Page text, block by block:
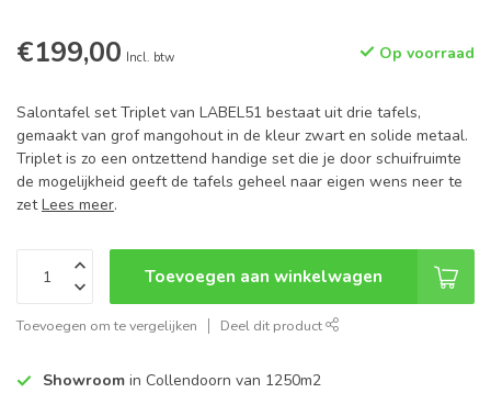
€199,00 Incl. btw Op voorraad
Salontafel set Triplet van LABEL51 bestaat uit drie tafels,
gemaakt van grof mangohout in de kleur zwart en solide metaal.
Triplet is zo een ontzettend handige set die je door schuifruimte
de mogelijkheid geeft de tafels geheel naar eigen wens neer te
zetLees meer.
Toevoegen aan winkelwagen
Toevoegen om te vergelijken Deel dit product
Showroom in Collendoorn van 1250m2